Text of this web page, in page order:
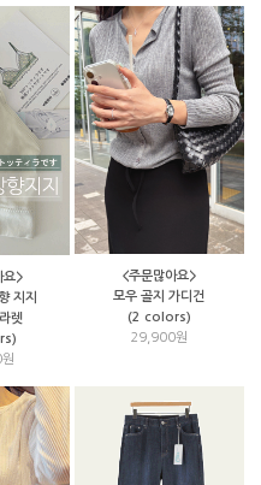
요>
지지
렛
<주문많아요>
모우 골지 가디건
(2 colors)
29,900원